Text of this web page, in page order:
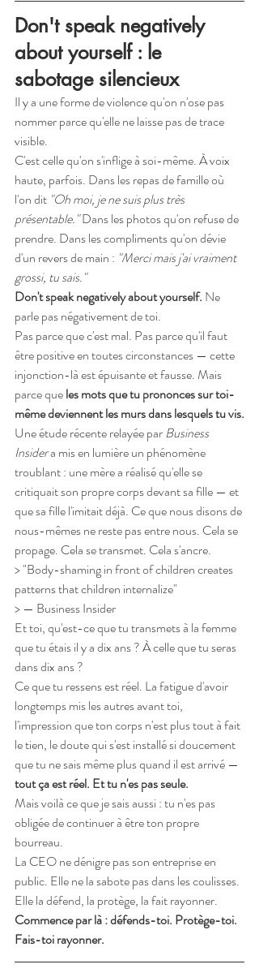
Don't speak negatively
about yourself : le
sabotage silencieux
Il y a une forme de violence qu'on n'ose pas
nommer parce qu'elle ne laisse pas de trace
visible.
C'est celle qu'on s'inflige à soi-même. À voix
haute, parfois. Dans les repas de famille où
l'on dit "Oh moi, je ne suis plus très
présentable." Dans les photos qu'on refuse de
prendre. Dans les compliments qu'on dévie
d'un revers de main : "Merci mais j'ai vraiment
grossi, tu sais."
Don't speak negatively about yourself. Ne
parle pas négativement de toi.
Pas parce que c'est mal. Pas parce qu'il faut
être positive en toutes circonstances — cette
injonction-là est épuisante et fausse. Mais
parce que les mots que tu prononces sur toi-
même deviennent les murs dans lesquels tu vis.
Une étude récente relayée par Business
Insider a mis en lumière un phénomène
troublant : une mère a réalisé qu'elle se
critiquait son propre corps devant sa fille — et
que sa fille l'imitait déjà. Ce que nous disons de
nous-mêmes ne reste pas entre nous. Cela se
propage. Cela se transmet. Cela s'ancre.
> "Body-shaming in front of children creates
patterns that children internalize"
> — Business Insider
Et toi, qu'est-ce que tu transmets à la femme
que tu étais il y a dix ans ? À celle que tu seras
dans dix ans ?
Ce que tu ressens est réel. La fatigue d'avoir
longtemps mis les autres avant toi,
l'impression que ton corps n'est plus tout à fait
le tien, le doute qui s'est installé si doucement
que tu ne sais même plus quand il est arrivé —
tout ça est réel. Et tu n'es pas seule.
Mais voilà ce que je sais aussi : tu n'es pas
obligée de continuer à être ton propre
bourreau.
La CEO ne dénigre pas son entreprise en
public. Elle ne la sabote pas dans les coulisses.
Elle la défend, la protège, la fait rayonner.
Commence par là : défends-toi. Protège-toi.
Fais-toi rayonner.